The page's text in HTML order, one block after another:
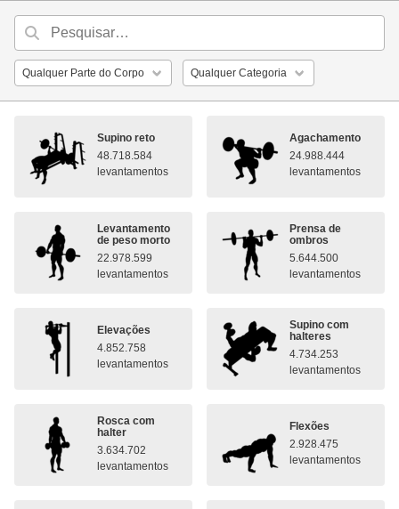
Supino reto
48.718.584
levantamentos
Agachamento
24.988.444
levantamentos
Levantamento
de peso morto
22.978.599
levantamentos
Prensa de
ombros
5.644.500
levantamentos
Elevações
4.852.758
levantamentos
Supino com
halteres
4.734.253
levantamentos
Rosca com
halter
3.634.702
levantamentos
Flexões
2.928.475
levantamentos